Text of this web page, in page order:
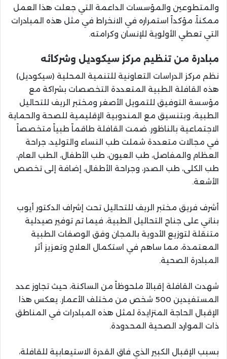
والمتطوعين والمؤسسات الداعمة التي جعلت هذا العمل
ممكناً، مؤكداً استمراره في الانخراط في مثل هذه المبادرات
التي تعطي الأولوية للإنسان وكرامته.
مبادرة من تنظيم مركز سيكوديل وشركائه
نظم مركز الدراسات التعاونية للتنمية المحلية (سيكوديل)
هذه القافلة الطبية المتعددة التخصصات بشراكة مع
مؤسسة التوفيق للتمويل الأصغر ومختبر الريف للتحاليل
الطبية، وبتنسيق مع المندوبية الإقليمية للصحة والحماية
الاجتماعية بالناظور. ضمت القافلة طاقماً طبياً متخصصاً
في مجالات متعددة شملت طب النساء والتوليد، جراحة
العظام والمفاصل، طب العيون، طب الأطفال، الطب العام،
طب الكلى، طب الصدر، وجراحة الأطفال، إضافة إلى تخصص
الأشعة.
أشرف فريق مختبر الريف للتحاليل تحت إشراف الدكتور أيوب
بناني على جناح التحاليل الطبية، فيما تم توفير صيدلية
متنقلة لتوزيع الأدوية بالمجان وفق الوصفات الطبية
المعتمدة، مما ساهم في استكمال العلاج وتعزيز أثر
المبادرة الصحية.
شهدت القافلة إقبالاً ملحوظاً من الساكنة، حيث تجاوز عدد
المستفيدين 500 شخص من مختلف الأعمار. يعكس هذا
الإقبال الحاجة المتزايدة لمثل هذه المبادرات في المناطق
ذات الموارد الصحية المحدودة.
بسبب الإقبال الكبير الذي فاق القدرة الاستيعابية للقافلة،